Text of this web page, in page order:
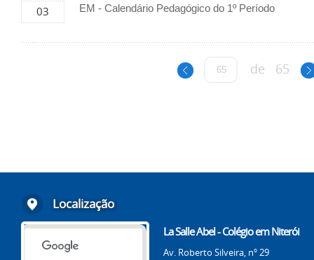
03
EM - Calendário Pedagógico do 1º Período
de 65
Localização
La Salle Abel - Colégio em Niterói
Av. Roberto Silveira, nº 29